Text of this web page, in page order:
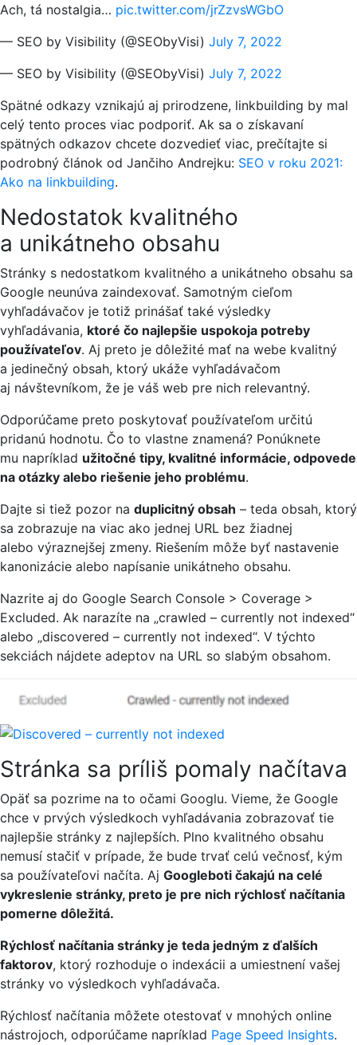
Ach, tá nostalgia… pic.twitter.com/jrZzvsWGbO
— SEO by Visibility (@SEObyVisi) July 7, 2022
— SEO by Visibility (@SEObyVisi) July 7, 2022
Spätné odkazy vznikajú aj prirodzene, linkbuilding by mal
celý tento proces viac podporiť. Ak sa o získavaní
spätných odkazov chcete dozvedieť viac, prečítajte si
podrobný článok od Jančiho Andrejku: SEO v roku 2021:
Ako na linkbuilding.
Nedostatok kvalitného
a unikátneho obsahu
Stránky s nedostatkom kvalitného a unikátneho obsahu sa
Google neunúva zaindexovať. Samotným cieľom
vyhľadávačov je totiž prinášať také výsledky
vyhľadávania, ktoré čo najlepšie uspokoja potreby
používateľov. Aj preto je dôležité mať na webe kvalitný
a jedinečný obsah, ktorý ukáže vyhľadávačom
aj návštevníkom, že je váš web pre nich relevantný.
Odporúčame preto poskytovať používateľom určitú
pridanú hodnotu. Čo to vlastne znamená? Ponúknete
mu napríklad užitočné tipy, kvalitné informácie, odpovede
na otázky alebo riešenie jeho problému.
Dajte si tiež pozor na duplicitný obsah – teda obsah, ktorý
sa zobrazuje na viac ako jednej URL bez žiadnej
alebo výraznejšej zmeny. Riešením môže byť nastavenie
kanonizácie alebo napísanie unikátneho obsahu.
Nazrite aj do Google Search Console > Coverage >
Excluded. Ak narazíte na „crawled – currently not indexed“
alebo „discovered – currently not indexed“. V týchto
sekciách nájdete adeptov na URL so slabým obsahom.
Stránka sa príliš pomaly načítava
Opäť sa pozrime na to očami Googlu. Vieme, že Google
chce v prvých výsledkoch vyhľadávania zobrazovať tie
najlepšie stránky z najlepších. Plno kvalitného obsahu
nemusí stačiť v prípade, že bude trvať celú večnosť, kým
sa používateľovi načíta. Aj Googleboti čakajú na celé
vykreslenie stránky, preto je pre nich rýchlosť načítania
pomerne dôležitá.
Rýchlosť načítania stránky je teda jedným z ďalších
faktorov, ktorý rozhoduje o indexácii a umiestnení vašej
stránky vo výsledkoch vyhľadávača.
Rýchlosť načítania môžete otestovať v mnohých online
nástrojoch, odporúčame napríklad Page Speed Insights.